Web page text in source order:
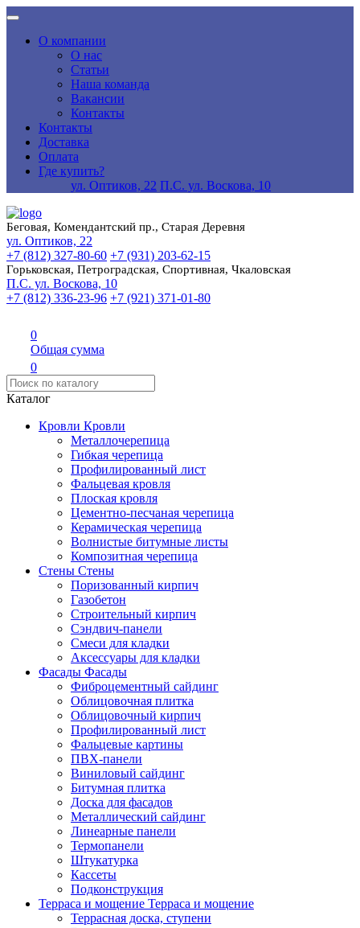
О компании
О нас
Статьи
Наша команда
Вакансии
Контакты
Контакты
Доставка
Оплата
Где купить?
ул. Оптиков, 22 П.С. ул. Воскова, 10
Беговая, Комендантский пр., Старая Деревня
ул. Оптиков, 22
+7 (812) 327-80-60 +7 (931) 203-62-15
Горьковская, Петроградская, Спортивная, Чкаловская
П.С. ул. Воскова, 10
+7 (812) 336-23-96 +7 (921) 371-01-80
0
Общая сумма
0
Каталог
Кровли Кровли
Металлочерепица
Гибкая черепица
Профилированный лист
Фальцевая кровля
Плоская кровля
Цементно-песчаная черепица
Керамическая черепица
Волнистые битумные листы
Композитная черепица
Стены Стены
Поризованный кирпич
Газобетон
Строительный кирпич
Сэндвич-панели
Смеси для кладки
Аксессуары для кладки
Фасады Фасады
Фиброцементный сайдинг
Облицовочная плитка
Облицовочный кирпич
Профилированный лист
Фальцевые картины
ПВХ-панели
Виниловый сайдинг
Битумная плитка
Доска для фасадов
Металлический сайдинг
Линеарные панели
Термопанели
Штукатурка
Кассеты
Подконструкция
Терраса и мощение Терраса и мощение
Террасная доска, ступени